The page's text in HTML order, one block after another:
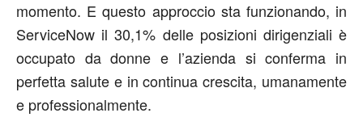
momento. E questo approccio sta funzionando, in
ServiceNow il 30,1% delle posizioni dirigenziali è
occupato da donne e l’azienda si conferma in
perfetta salute e in continua crescita, umanamente
e professionalmente.